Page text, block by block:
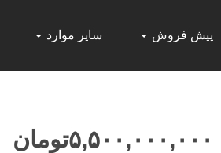
پیش فروش سایر موارد
۵,۵۰۰,۰۰۰,۰۰۰تومان